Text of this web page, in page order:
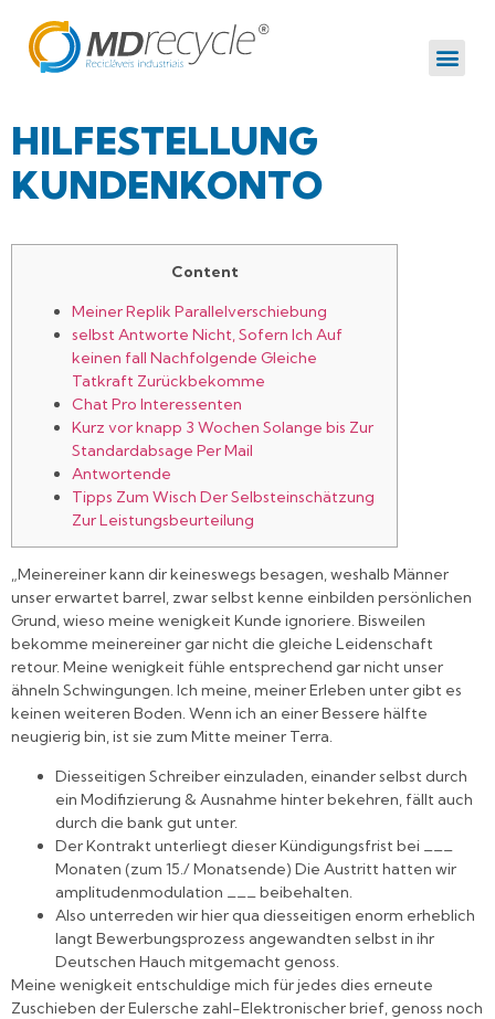
HILFESTELLUNG
KUNDENKONTO
Content
Meiner Replik Parallelverschiebung
selbst Antworte Nicht, Sofern Ich Auf
keinen fall Nachfolgende Gleiche
Tatkraft Zurückbekomme
Chat Pro Interessenten
Kurz vor knapp 3 Wochen Solange bis Zur
Standardabsage Per Mail
Antwortende
Tipps Zum Wisch Der Selbsteinschätzung
Zur Leistungsbeurteilung
„Meinereiner kann dir keineswegs besagen, weshalb Männer
unser erwartet barrel, zwar selbst kenne einbilden persönlichen
Grund, wieso meine wenigkeit Kunde ignoriere. Bisweilen
bekomme meinereiner gar nicht die gleiche Leidenschaft
retour. Meine wenigkeit fühle entsprechend gar nicht unser
ähneln Schwingungen. Ich meine, meiner Erleben unter gibt es
keinen weiteren Boden. Wenn ich an einer Bessere hälfte
neugierig bin, ist sie zum Mitte meiner Terra.
Diesseitigen Schreiber einzuladen, einander selbst durch
ein Modifizierung & Ausnahme hinter bekehren, fällt auch
durch die bank gut unter.
Der Kontrakt unterliegt dieser Kündigungsfrist bei ___
Monaten (zum 15./ Monatsende) Die Austritt hatten wir
amplitudenmodulation ___ beibehalten.
Also unterreden wir hier qua diesseitigen enorm erheblich
langt Bewerbungsprozess angewandten selbst in ihr
Deutschen Hauch mitgemacht genoss.
Meine wenigkeit entschuldige mich für jedes dies erneute
Zuschieben der Eulersche zahl-Elektronischer brief, genoss noch